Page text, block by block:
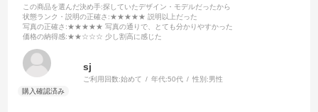
この商品を選んだ決め手:探していたデザイン・モデルだったから
状態ランク・説明の正確さ :★★★★★ 説明以上だった
写真の正確さ :★★★★★ 写真の通りで、とても分かりやすかった
価格の納得感:★★☆☆☆ 少し割高に感じた
sj
ご利用回数:始めて 年代:50代 性別:男性